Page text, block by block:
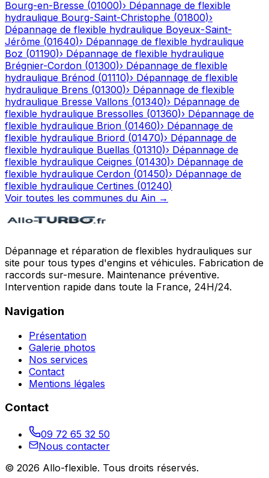
Bourg-en-Bresse (01000)› Dépannage de flexible
hydraulique Bourg-Saint-Christophe (01800)›
Dépannage de flexible hydraulique Boyeux-Saint-
Jérôme (01640)› Dépannage de flexible hydraulique
Boz (01190)› Dépannage de flexible hydraulique
Brégnier-Cordon (01300)› Dépannage de flexible
hydraulique Brénod (01110)› Dépannage de flexible
hydraulique Brens (01300)› Dépannage de flexible
hydraulique Bresse Vallons (01340)› Dépannage de
flexible hydraulique Bressolles (01360)› Dépannage de
flexible hydraulique Brion (01460)› Dépannage de
flexible hydraulique Briord (01470)› Dépannage de
flexible hydraulique Buellas (01310)› Dépannage de
flexible hydraulique Ceignes (01430)› Dépannage de
flexible hydraulique Cerdon (01450)› Dépannage de
flexible hydraulique Certines (01240)
Voir toutes les communes du Ain →
Dépannage et réparation de flexibles hydrauliques sur
site pour tous types d'engins et véhicules. Fabrication de
raccords sur-mesure. Maintenance préventive.
Intervention rapide dans toute la France, 24H/24.
Navigation
Présentation
Galerie photos
Nos services
Contact
Mentions légales
Contact
09 72 65 32 50
Nous contacter
© 2026 Allo-flexible. Tous droits réservés.